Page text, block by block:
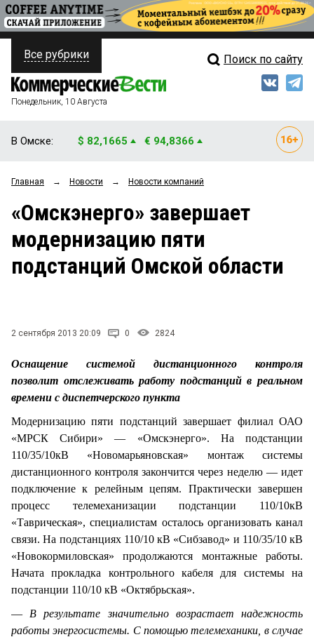
ПОЛИТИКА
ФИНАНСЫ
ОБЩЕСТВО
ЗАКОН
НОВОСТИ КОМПАНИЙ
Свежий выпуск
Мнения
Рейтинги
Блоги
Архив
Все рубрики Поиск по сайту
Понедельник, 10 Августа
В Омске: $ 82,1665 € 94,8366
Главная → Новости → Новости компаний
«Омскэнерго» завершает
модернизацию пяти
подстанций Омской области
2 сентября 2013 20:09 0 2824
Оснащение системой дистанционного контроля
позволит отслеживать работу подстанций в реальном
времени с диспетчерского пункта
Модернизацию пяти подстанций завершает филиал ОАО
«МРСК Сибири» — «Омскэнерго». На подстанции
110/35/10кВ «Новомарьяновская» монтаж системы
дистанционного контроля закончится через неделю — идет
подключение к релейным цепям. Практически завершен
процесс телемеханизации подстанции 110/10кВ
«Таврическая», специалистам осталось организовать канал
связи. На подстанциях 110/10 кВ «Сибзавод» и 110/35/10 кВ
«Новокормиловская» продолжаются монтажные работы.
Начата прокладка контрольного кабеля для системы на
подстанции 110/10 кВ «Октябрьская».
— В результате значительно возрастает надежность
работы энергосистемы. С помощью телемеханики, в случае